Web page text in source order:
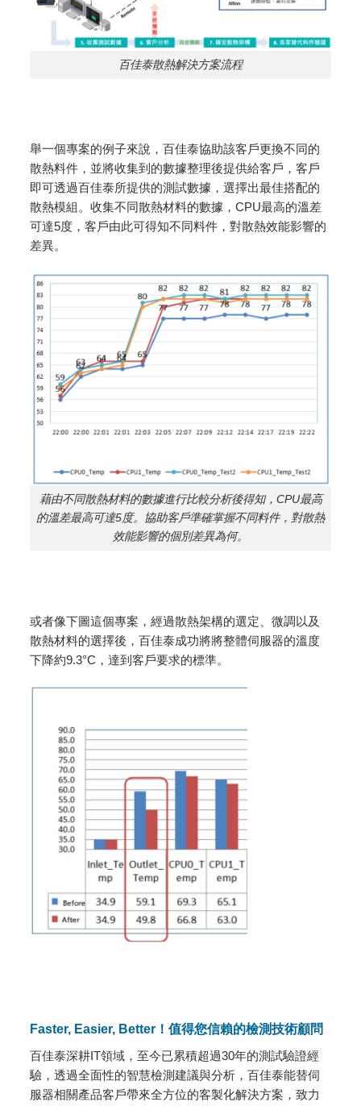
百佳泰散熱解決方案流程
舉一個專案的例子來說，百佳泰協助該客戶更換不同的
散熱料件，並將收集到的數據整理後提供給客戶，客戶
即可透過百佳泰所提供的測試數據，選擇出最佳搭配的
散熱模組。收集不同散熱材料的數據，CPU最高的溫差
可達5度，客戶由此可得知不同料件，對散熱效能影響的
差異。
藉由不同散熱材料的數據進行比較分析後得知，CPU最高
的溫差最高可達5度。協助客戶準確掌握不同料件，對散熱
效能影響的個別差異為何。
或者像下圖這個專案，經過散熱架構的選定、微調以及
散熱材料的選擇後，百佳泰成功將將整體伺服器的溫度
下降約9.3°C，達到客戶要求的標準。
Faster, Easier, Better！值得您信賴的檢測技術顧問
百佳泰深耕IT領域，至今已累積超過30年的測試驗證經
驗，透過全面性的智慧檢測建議與分析，百佳泰能替伺
服器相關產品客戶帶來全方位的客製化解決方案，致力